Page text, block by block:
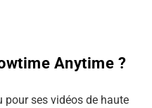
Anytime ?
pour ses vidéos de haute